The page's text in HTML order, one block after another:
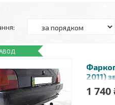
2011)
1 740